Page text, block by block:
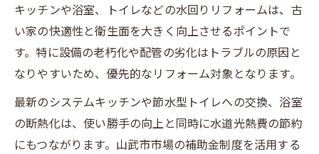
キッチンや浴室、トイレなどの水回りリフォームは、古
い家の快適性と衛生面を大きく向上させるポイントで
す。特に設備の老朽化や配管の劣化はトラブルの原因と
なりやすいため、優先的なリフォーム対象となります。
最新のシステムキッチンや節水型トイレへの交換、浴室
の断熱化は、使い勝手の向上と同時に水道光熱費の節約
にもつながります。山武市市場の補助金制度を活用する